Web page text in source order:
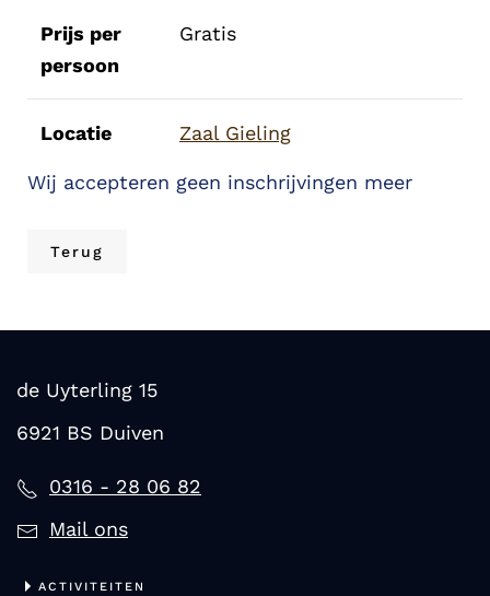
Prijs per
persoon
Gratis
Locatie Zaal Gieling
Wij accepteren geen inschrijvingen meer
Terug
de Uyterling 15
6921 BS Duiven
0316 - 28 06 82
Mail ons
ACTIVITEITEN